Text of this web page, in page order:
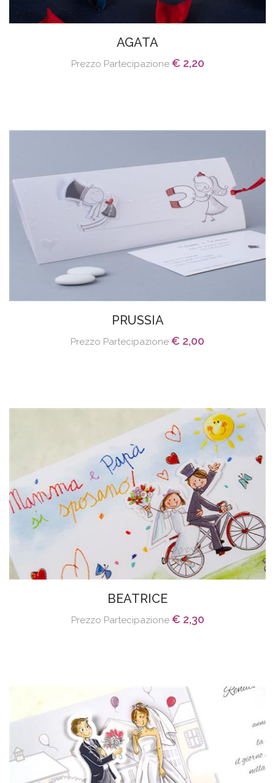
AGATA
Prezzo Partecipazione € 2,20
PRUSSIA
Prezzo Partecipazione € 2,00
BEATRICE
Prezzo Partecipazione € 2,30